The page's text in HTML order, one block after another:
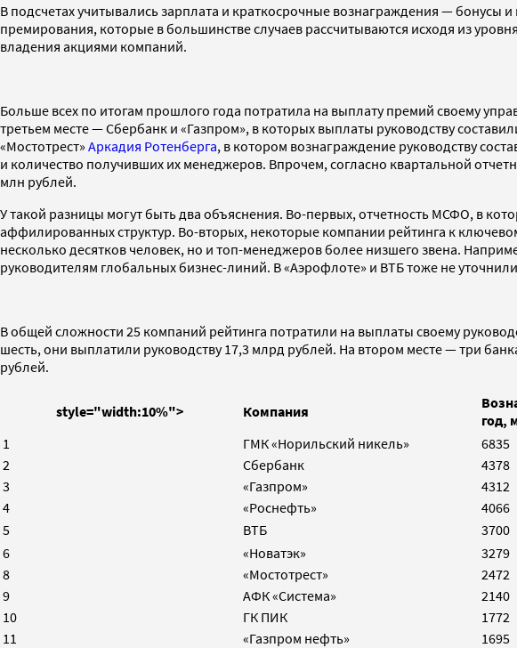
В подсчетах учитывались зарплата и краткосрочные вознаграждения —
премирования, которые в большинстве случаев рассчитываются исходя из
владения акциями компаний.
Больше всех по итогам прошлого года потратила на выплату премий своему
третьем месте — Сбербанк и «Газпром», в которых выплаты руководству
«Мостотрест» Аркадия Ротенберга, в котором вознаграждение руководству
и количество получивших их менеджеров. Впрочем, согласно квартальной
млн рублей.
У такой разницы могут быть два объяснения. Во-первых, отчетность МСФО, в
аффилированных структур. Во-вторых, некоторые компании рейтинга к
несколько десятков человек, но и топ-менеджеров более низшего звена.
руководителям глобальных бизнес-линий. В «Аэрофлоте» и ВТБ тоже не
В общей сложности 25 компаний рейтинга потратили на выплаты своему
шесть, они выплатили руководству 17,3 млрд рублей. На втором месте — три
рублей.
style="width:10%"> Компания
год,
1
ГМК «Норильский никель» 6835
2
Сбербанк 4378
3
«Газпром» 4312
4
«Роснефть» 4066
5
ВТБ 3700
6
«Новатэк» 3279
8
«Мостотрест» 2472
9
АФК «Система» 2140
10
ГК ПИК 1772
11
«Газпром нефть» 1695